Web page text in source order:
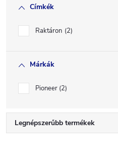
Címkék
Raktáron 2
Márkák
Pioneer 2
T
Legnépszerűbb termékek